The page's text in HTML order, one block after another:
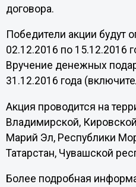
договора.
Победители акции будут
02.12.2016 по 15.12.2016
Вручение денежных
31.12.2016 года
Акция проводится на
Владимирской,
Марий Эл, Республики
Татарстан, Чувашской
Более подробная